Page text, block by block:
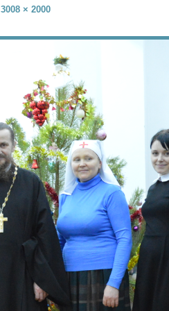
3008 × 2000